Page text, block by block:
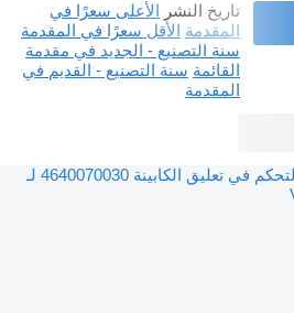
تاريخ النشر الأعلى سعرًا في
المقدمة الأقل سعرًا في المقدمة
سنة التصنيع - الجديد في مقدمة
القائمة سنة التصنيع - القديم في
المقدمة